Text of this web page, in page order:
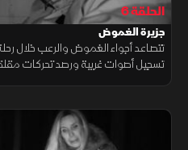
الحلقة 6
جزيرة الغموض
تتصاعد أجواء الغموض والرعب خلال
تسجيل أصوات غريبة ورصد تحركات